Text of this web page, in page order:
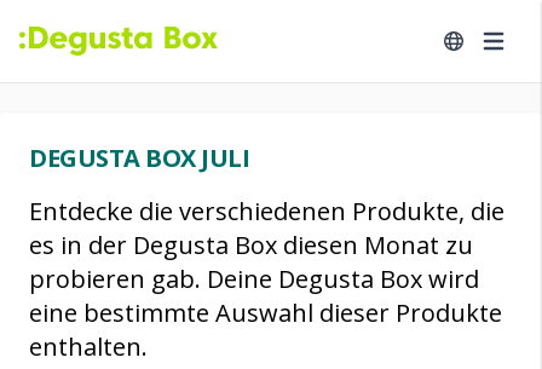
DEGUSTA BOX JULI
Entdecke die verschiedenen Produkte, die
es in der Degusta Box diesen Monat zu
probieren gab. Deine Degusta Box wird
eine bestimmte Auswahl dieser Produkte
enthalten.